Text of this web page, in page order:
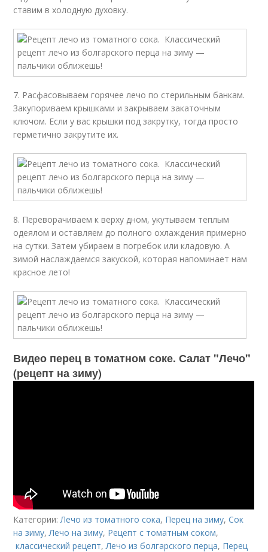
ставим в холодную духовку.
7. Расфасовываем горячее лечо по стерильным банкам.
Закупориваем крышками и закрываем закаточным
ключом. Если у вас крышки под закрутку, тогда просто
герметично закрутите их.
8. Переворачиваем к верху дном, укутываем теплым
одеялом и оставляем до полного охлаждения примерно
на сутки. Затем убираем в погребок или кладовую. А
зимой наслаждаемся закуской, которая напоминает нам
красное лето!
Видео перец в томатном соке. Салат "Лечо"
(рецепт на зиму)
Категории:Лечо из томатного сока, Перец на зиму,Сок
на зиму,Лечо на зиму, Рецепт с томатным соком,
классический рецепт,Лечо из болгарского перца, Перец